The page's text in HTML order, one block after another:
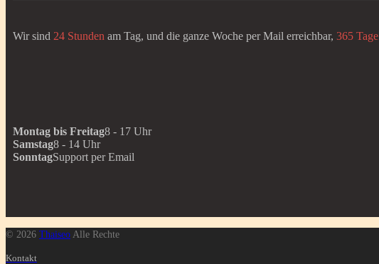
Wir sind 24 Stunden am Tag, und die ganze Woche per Mail erreichbar, 365 Tage
Montag bis Freitag8 - 17 Uhr
Samstag8 - 14 Uhr
SonntagSupport per Email
© 2026 Thaiseo Alle Rechte
Kontakt